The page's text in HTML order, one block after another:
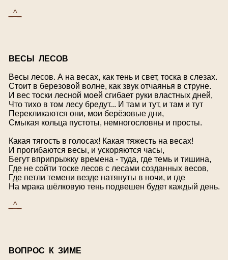
_^_
В ЕСЫ ЛЕСОВ
Весы лесов. А на весах, как тень и свет, тоска в слезах.
Стоит в березовой волне, как звук отчаянья в струне.
И вес тоски лесной моей сгибает руки властных дней,
Что тихо в том лесу бредут... И там и тут, и там и тут
Перекликаются они, мои берёзовые дни,
Смыкая кольца пустоты, немногословны и просты.
Какая тягость в голосах! Какая тяжесть на весах!
И прогибаются весы, и ускоряются часы,
Бегут вприпрыжку времена - туда, где темь и тишина,
Где не сойти тоске лесов с лесами созданных весов,
Где петли темени везде натянуты в ночи, и где
На мрака шёлковую тень подвешен будет каждый день.
_^_
ВОПРОС К ЗИМЕ